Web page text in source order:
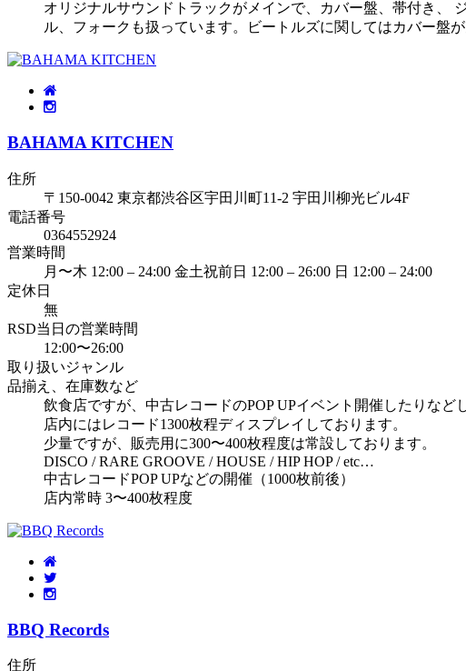
オリジナルサウンドトラックがメインで、カバー盤、帯付き、
ル、フォークも扱っています。ビートルズに関してはカバー盤が
BAHAMA KITCHEN
住所
〒150-0042 東京都渋谷区宇田川町11-2 宇田川柳光ビル4F
電話番号
0364552924
営業時間
月〜木 12:00 – 24:00 金土祝前日 12:00 – 26:00 日 12:00 – 24:00
定休日
無
RSD当日の営業時間
12:00〜26:00
取り扱いジャンル
品揃え、在庫数など
飲食店ですが、中古レコードのPOP UPイベント開催したりなど
店内にはレコード1300枚程ディスプレイしております。
少量ですが、販売用に300〜400枚程度は常設しております。
DISCO / RARE GROOVE / HOUSE / HIP HOP / etc…
中古レコードPOP UPなどの開催（1000枚前後）
店内常時 3〜400枚程度
BBQ Records
住所